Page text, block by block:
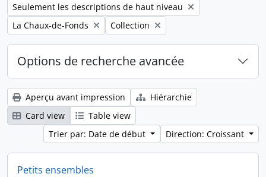
Remove filter:
Seulement les descriptions de haut niveau
Remove filter:
La Chaux-de-Fonds Remove filter:
Collection
Options de recherche avancée
Aperçu avant impression
Hiérarchie
Card view
Table view
Trier par: Date de début
Direction: Croissant
Petits ensembles